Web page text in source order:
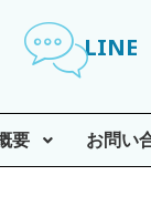
LINE
要 お問い